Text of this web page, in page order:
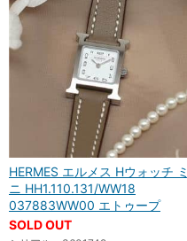
HERMES エルメス Hウォッチ ミ
ニ HH1.110.131/WW18
037883WW00 エトゥープ
SOLD OUT